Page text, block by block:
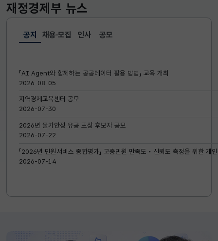
재정경제부 뉴스
공지
선택됨
공지
「AI Agent와 함께하는 공공데이터 활용 방법」 교육 개최
2026-08-05
지역경제교육센터 공모
2026-07-30
2026년 물가안정 유공 포상 후보자 공모
2026-07-22
「2026년 민원서비스 종합평가」 고충민원 만족도‧신뢰도 측정을 위한 개
2026-07-14
채용·모집 인사 공모